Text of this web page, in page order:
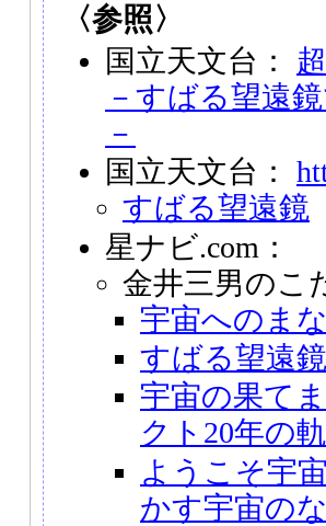
〈参照〉
国立天文台：
－すばる望遠
－
国立天文台：
すばる望遠鏡
星ナビ.com：
金井三男のこ
宇宙へのま
すばる望遠
宇宙の果て
クト20年の
ようこそ宇
かす宇宙の